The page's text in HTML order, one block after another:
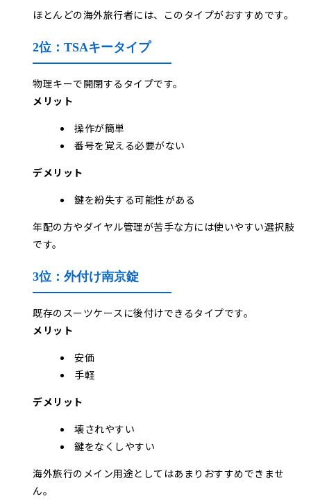
ほとんどの海外旅行者には、このタイプがおすすめです。
2位：TSAキータイプ
物理キーで開閉するタイプです。
メリット
操作が簡単
番号を覚える必要がない
デメリット
鍵を紛失する可能性がある
年配の方やダイヤル管理が苦手な方には使いやすい選択肢
です。
3位：外付け南京錠
既存のスーツケースに後付けできるタイプです。
メリット
安価
手軽
デメリット
壊されやすい
鍵をなくしやすい
海外旅行のメイン用途としてはあまりおすすめできませ
ん。